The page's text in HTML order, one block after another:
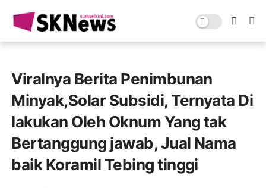
Viralnya Berita Penimbunan
Minyak,Solar Subsidi, Ternyata Di
lakukan Oleh Oknum Yang tak
Bertanggung jawab, Jual Nama
baik Koramil Tebing tinggi